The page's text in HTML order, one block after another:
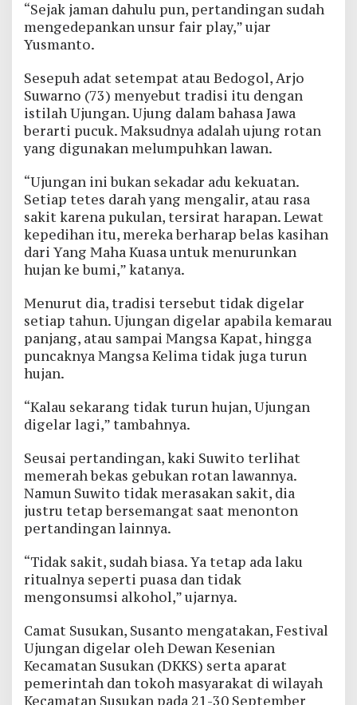
“Sejak jaman dahulu pun, pertandingan sudah
mengedepankan unsur fair play,” ujar
Yusmanto.
Sesepuh adat setempat atau Bedogol, Arjo
Suwarno (73) menyebut tradisi itu dengan
istilah Ujungan. Ujung dalam bahasa Jawa
berarti pucuk. Maksudnya adalah ujung rotan
yang digunakan melumpuhkan lawan.
“Ujungan ini bukan sekadar adu kekuatan.
Setiap tetes darah yang mengalir, atau rasa
sakit karena pukulan, tersirat harapan. Lewat
kepedihan itu, mereka berharap belas kasihan
dari Yang Maha Kuasa untuk menurunkan
hujan ke bumi,” katanya.
Menurut dia, tradisi tersebut tidak digelar
setiap tahun. Ujungan digelar apabila kemarau
panjang, atau sampai Mangsa Kapat, hingga
puncaknya Mangsa Kelima tidak juga turun
hujan.
“Kalau sekarang tidak turun hujan, Ujungan
digelar lagi,” tambahnya.
Seusai pertandingan, kaki Suwito terlihat
memerah bekas gebukan rotan lawannya.
Namun Suwito tidak merasakan sakit, dia
justru tetap bersemangat saat menonton
pertandingan lainnya.
“Tidak sakit, sudah biasa. Ya tetap ada laku
ritualnya seperti puasa dan tidak
mengonsumsi alkohol,” ujarnya.
Camat Susukan, Susanto mengatakan, Festival
Ujungan digelar oleh Dewan Kesenian
Kecamatan Susukan (DKKS) serta aparat
pemerintah dan tokoh masyarakat di wilayah
Kecamatan Susukan pada 21-30 September